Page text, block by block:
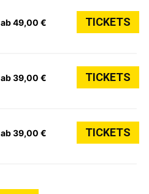
ab 49,00 € TICKETS
ab 39,00 € TICKETS
ab 39,00 € TICKETS